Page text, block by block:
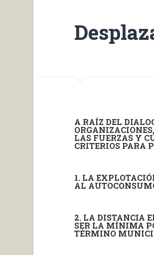
A RAÍZ DEL
LAS FUERZAS Y
CRITERIOS PARA
1. LA
AL
2. LA DISTANCIA
SER LA MÍNIMA
TÉRMINO